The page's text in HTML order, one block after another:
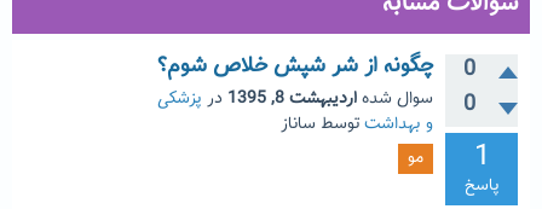
0
0
1
پاسخ
چگونه از شر شپش خلاص شوم؟
سوال شدهاردیبهشت 8, 1395 در پزشکی
و بهداشتتوسط ساناز
مو